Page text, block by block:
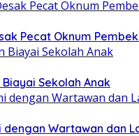
Pecat Oknum
Sekolah Anak
Wartawan dan